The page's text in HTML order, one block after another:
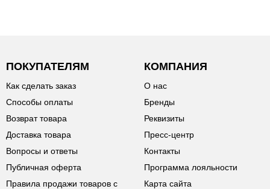
ПОКУПАТЕЛЯМ
Как сделать заказ
Способы оплаты
Возврат товара
Доставка товара
Вопросы и ответы
Публичная оферта
Правила продажи товаров с
КОМПАНИЯ
О нас
Бренды
Реквизиты
Пресс-центр
Контакты
Программа лояльности
Карта сайта